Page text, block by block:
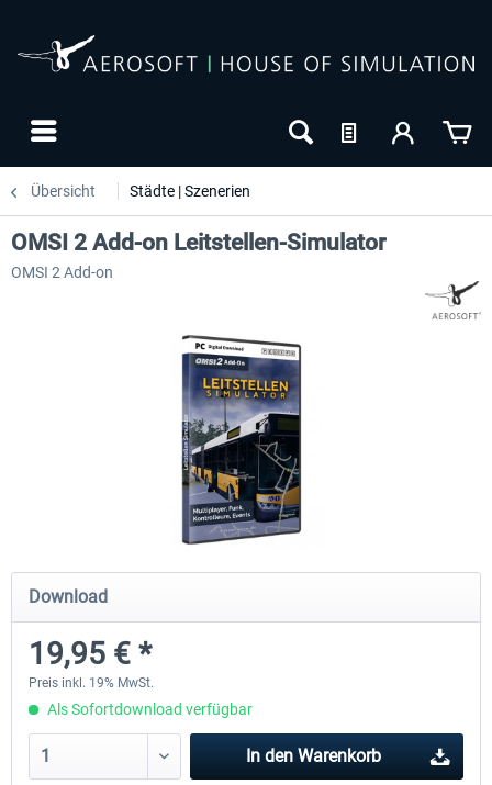
Übersicht Städte | Szenerien
OMSI 2 Add-on Thüringer Wald
29,99 € *
OMSI 2 Add-on Berlin Linie
OMSI 2 Add-on Leitstellen-Simulator
OMSI 2 Add-on
Download
19,95 € *
Preis inkl. 19% MwSt.
Als Sofortdownload verfügbar
In den Warenkorb